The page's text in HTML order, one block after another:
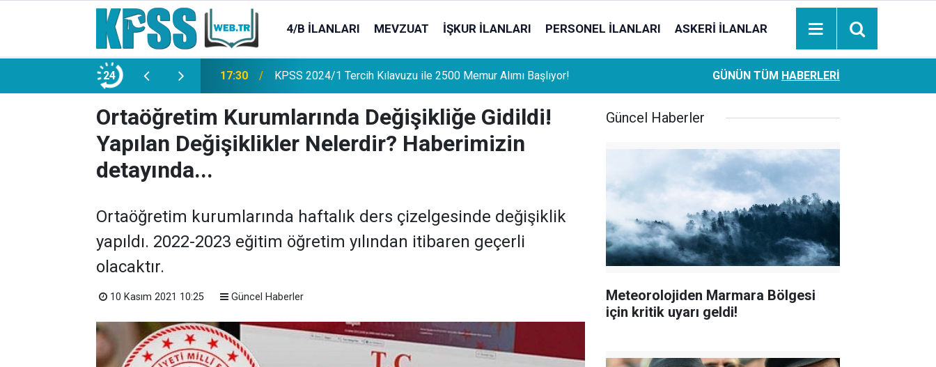
4/B İLANLARI MEVZUAT İŞKUR İLANLARI PERSONEL İLANLARI ASKERI İLANLAR
24
Memur Alımı Başlıyor! 21:20 TL Mevduat Sahipleri İçin Önemli Gelişme: Stopaj Oranları Artıyor!
Ziraat Bankası başvuran emeklilere hemen ödeme
hesaplara geçiyor
GÜNÜN TÜM HABERLERI
Ortaöğretim Kurumlarında Değişikliğe Gidildi!
Yapılan Değişiklikler Nelerdir? Haberimizin
detayında...
Ortaöğretim kurumlarında haftalık ders çizelgesinde değişiklik
yapıldı. 2022-2023 eğitim öğretim yılından itibaren geçerli
olacaktır.
10 Kasım 2021 10:25 Güncel Haberler
Güncel Haberler
Meteorolojiden Marmara Bölgesi
için kritik uyarı geldi!